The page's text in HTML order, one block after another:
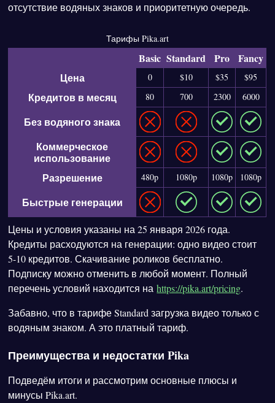
отсутствие водяных знаков и приоритетную очередь.
Тарифы Pika.art
Basic Standard Pro
Fancy
Цена
0 $10 $35 $95
Кредитов в месяц 80 700 2300 6000
Без водяного знака
Коммерческое
использование
Разрешение
480p 1080p 1080p 1080p
Быстрые генерации
Цены и условия указаны на 25 января 2026 года.
Кредиты расходуются на генерации: одно видео стоит
5-10 кредитов. Скачивание роликов бесплатно.
Подписку можно отменить в любой момент. Полный
перечень условий находится наhttps://pika.art/pricing.
Забавно, что в тарифе Standard загрузка видео только с
водяным знаком. А это платный тариф.
Преимущества и недостатки Pika
Подведём итоги и рассмотрим основные плюсы и
минусы Pika.art.